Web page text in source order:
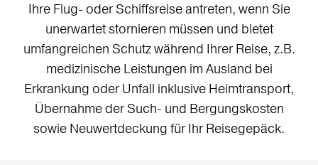
Ihre Flug- oder Schiffsreise antreten, wenn Sie
unerwartet stornieren müssen und bietet
umfangreichen Schutz während Ihrer Reise, z.B.
medizinische Leistungen im Ausland bei
Erkrankung oder Unfall inklusive Heimtransport,
Übernahme der Such- und Bergungskosten
sowie Neuwertdeckung für Ihr Reisegepäck.